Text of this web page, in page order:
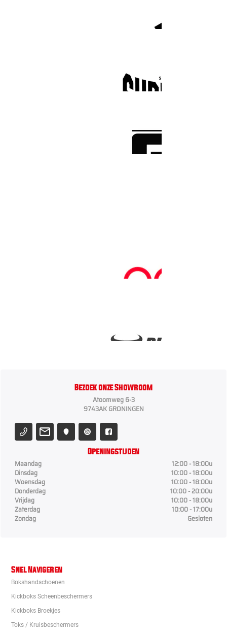
Bezoek onze Showroom
Atoomweg 6-3
9743AK GRONINGEN
Openingstijden
Maandag
12:00 - 18:00u
Dinsdag
10:00 - 18:00u
Woensdag
10:00 - 18:00u
Donderdag
10:00 - 20:00u
Vrijdag
10:00 - 18:00u
Zaterdag
10:00 - 17:00u
Zondag
Gesloten
Snel Navigeren
Bokshandschoenen
Kickboks Scheenbeschermers
Kickboks Broekjes
Toks / Kruisbeschermers